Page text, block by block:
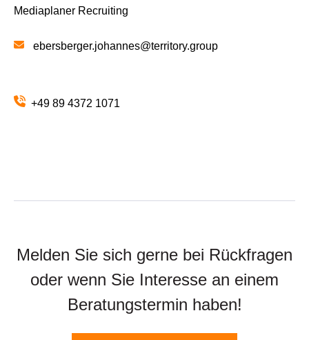
Mediaplaner Recruiting
ebersberger.johannes@territory.group
+49 89 4372 1071
Melden Sie sich gerne bei Rückfragen
oder wenn Sie Interesse an einem
Beratungstermin haben!